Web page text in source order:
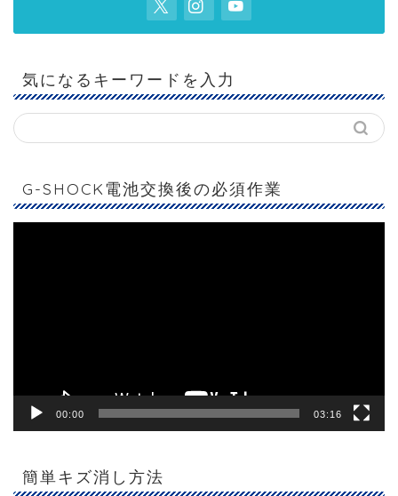
気になるキーワードを入力
G-SHOCK電池交換後の必須作業
00:00 03:16
簡単キズ消し方法